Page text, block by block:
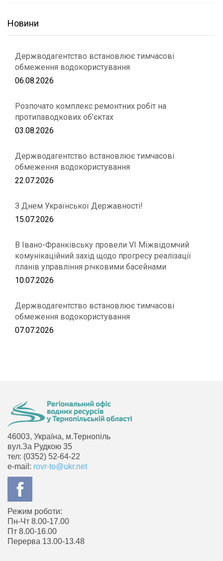
Новини
Держводагентство встановлює тимчасові
обмеження водокористування
06.08.2026
Розпочато комплекс ремонтних робіт на
протипаводкових об’єктах
03.08.2026
Держводагентство встановлює тимчасові
обмеження водокористування
22.07.2026
З Днем Української Державності!
15.07.2026
В Івано-Франківську провели VІ Міжвідомчий
комунікаційний захід щодо прогресу реалізації
планів управління річковими басейнами
10.07.2026
Держводагентство встановлює тимчасові
обмеження водокористування
07.07.2026
46003, Україна, м.Тернопіль
вул.За Рудкою 35
тел: (0352) 52-64-22
e-mail: rovr-to@ukr.net
Режим роботи:
Пн-Чт 8.00-17.00
Пт 8.00-16.00
Перерва 13.00-13.48